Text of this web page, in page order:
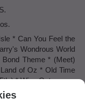
* Can You Feel the
Wondrous World
Theme * (Meet)
of Oz * Old Time
* Wipe Out.